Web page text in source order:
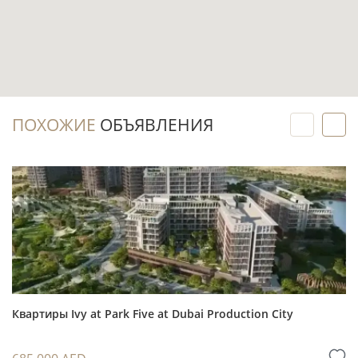
Готовый лот позволяет рассматривать
сделки и подготовки квартиры к заселению.
Перед покупкой можно оценить
конкретную планировку, уровень частичной
меблировки, видовые и эксплуатационные
параметры, а не ориентироваться только на
визуализации.
Для вторичного рынка важны история дома,
ПОХОЖИЕ ОБЪЯВЛЕНИЯ
Квартиры Ivy at Park Five at Dubai Production City